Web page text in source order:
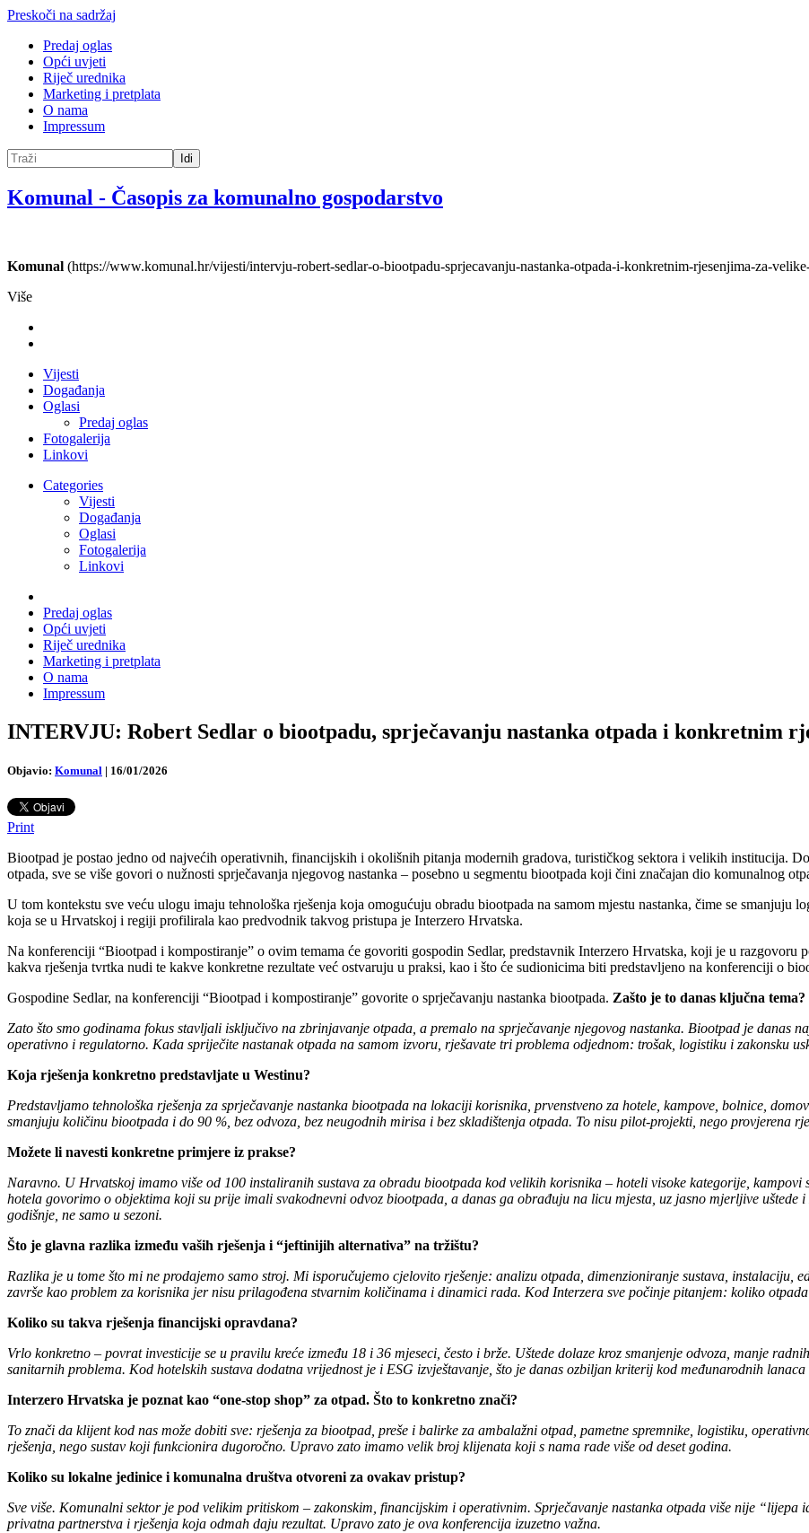
Preskoči na sadržaj
Predaj oglas
Opći uvjeti
Riječ urednika
Marketing i pretplata
O nama
Impressum
Idi
Komunal - Časopis za komunalno gospodarstvo
Komunal (https://www.komunal.hr/vijesti/intervju-robert-sedlar-o-biootpadu-sprjecavanju-nastanka-otpada-i-konkretnim-rjesenjima-za-
Više
Vijesti
Događanja
Oglasi
Predaj oglas
Fotogalerija
Linkovi
Categories
Vijesti
Događanja
Oglasi
Fotogalerija
Linkovi
Predaj oglas
Opći uvjeti
Riječ urednika
Marketing i pretplata
O nama
Impressum
INTERVJU: Robert Sedlar o biootpadu, sprječavanju nastanka otpada i konkretnim
Objavio: Komunal | 16/01/2026
Print
Biootpad je postao jedno od najvećih operativnih, financijskih i okolišnih pitanja modernih gradova, turističkog sektora i velikih institucija.
otpada, sve se više govori o nužnosti sprječavanja njegovog nastanka – posebno u segmentu biootpada koji čini značajan dio komunalnog
U tom kontekstu sve veću ulogu imaju tehnološka rješenja koja omogućuju obradu biootpada na samom mjestu nastanka, čime se
koja se u Hrvatskoj i regiji profilirala kao predvodnik takvog pristupa je Interzero Hrvatska.
Na konferenciji “Biootpad i kompostiranje” o ovim temama će govoriti gospodin Sedlar, predstavnik Interzero Hrvatska, koji je u razgovoru
kakva rješenja tvrtka nudi te kakve konkretne rezultate već ostvaruju u praksi, kao i što će sudionicima biti predstavljeno na konferenciji o
Gospodine Sedlar, na konferenciji “Biootpad i kompostiranje” govorite o sprječavanju nastanka biootpada. Zašto je to danas ključna tema?
Zato što smo godinama fokus stavljali isključivo na zbrinjavanje otpada, a premalo na sprječavanje njegovog nastanka. Biootpad je danas
operativno i regulatorno. Kada spriječite nastanak otpada na samom izvoru, rješavate tri problema odjednom: trošak, logistiku i zakonsku
Koja rješenja konkretno predstavljate u Westinu?
Predstavljamo tehnološka rješenja za sprječavanje nastanka biootpada na lokaciji korisnika, prvenstveno za hotele, kampove, bolnice,
smanjuju količinu biootpada i do 90 %, bez odvoza, bez neugodnih mirisa i bez skladištenja otpada. To nisu pilot-projekti, nego provjerena
Možete li navesti konkretne primjere iz prakse?
Naravno. U Hrvatskoj imamo više od 100 instaliranih sustava za obradu biootpada kod velikih korisnika – hoteli visoke kategorije,
hotela govorimo o objektima koji su prije imali svakodnevni odvoz biootpada, a danas ga obrađuju na licu mjesta, uz jasno mjerljive uštede
godišnje, ne samo u sezoni.
Što je glavna razlika između vaših rješenja i “jeftinijih alternativa” na tržištu?
Razlika je u tome što mi ne prodajemo samo stroj. Mi isporučujemo cjelovito rješenje: analizu otpada, dimenzioniranje sustava, instalaciju,
završe kao problem za korisnika jer nisu prilagođena stvarnim količinama i dinamici rada. Kod Interzera sve počinje pitanjem: koliko
Koliko su takva rješenja financijski opravdana?
Vrlo konkretno – povrat investicije se u pravilu kreće između 18 i 36 mjeseci, često i brže. Uštede dolaze kroz smanjenje odvoza, manje
sanitarnih problema. Kod hotelskih sustava dodatna vrijednost je i ESG izvještavanje, što je danas ozbiljan kriterij kod međunarodnih
Interzero Hrvatska je poznat kao “one-stop shop” za otpad. Što to konkretno znači?
To znači da klijent kod nas može dobiti sve: rješenja za biootpad, preše i balirke za ambalažni otpad, pametne spremnike, logistiku,
rješenja, nego sustav koji funkcionira dugoročno. Upravo zato imamo velik broj klijenata koji s nama rade više od deset godina.
Koliko su lokalne jedinice i komunalna društva otvoreni za ovakav pristup?
Sve više. Komunalni sektor je pod velikim pritiskom – zakonskim, financijskim i operativnim. Sprječavanje nastanka otpada više nije “lijepa
privatna partnerstva i rješenja koja odmah daju rezultat. Upravo zato je ova konferencija izuzetno važna.